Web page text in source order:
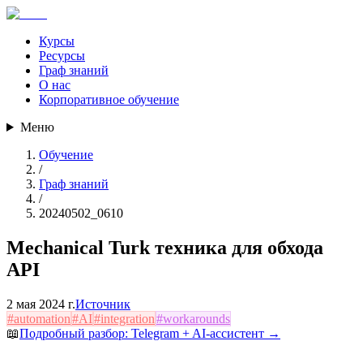
Курсы
Ресурсы
Граф знаний
О нас
Корпоративное обучение
Меню
Обучение
/
Граф знаний
/
20240502_0610
Mechanical Turk техника для обхода
API
2 мая 2024 г.Источник
#automation#AI#integration#workarounds
📖Подробный разбор: Telegram + AI-ассистент →